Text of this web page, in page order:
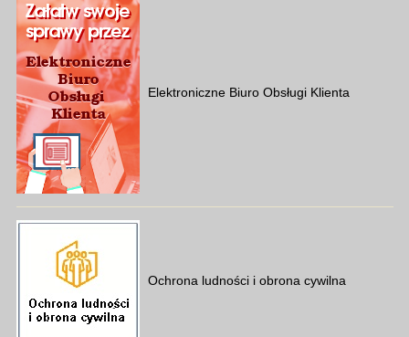
Elektroniczne Biuro Obsługi Klienta
Ochrona ludności i obrona cywilna